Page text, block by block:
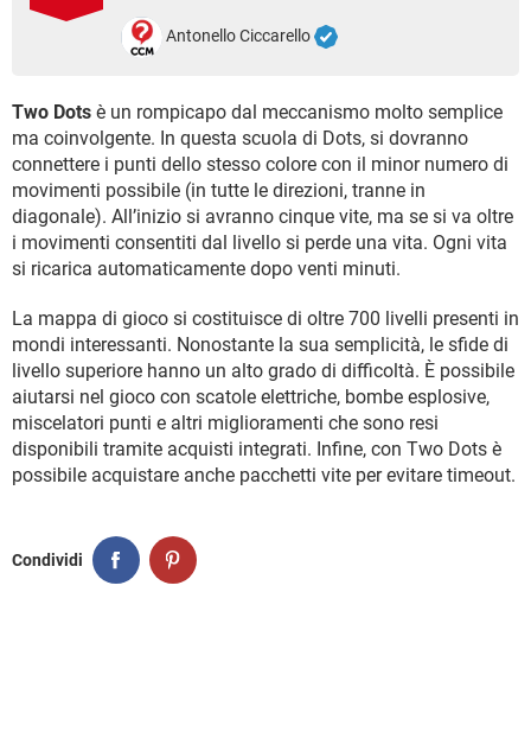
TIKTOK
Antonello Ciccarello
Two Dots è un rompicapo dal meccanismo molto semplice
ma coinvolgente. In questa scuola di Dots, si dovranno
connettere i punti dello stesso colore con il minor numero di
movimenti possibile (in tutte le direzioni, tranne in
diagonale). All’inizio si avranno cinque vite, ma se si va oltre
i movimenti consentiti dal livello si perde una vita. Ogni vita
si ricarica automaticamente dopo venti minuti.
La mappa di gioco si costituisce di oltre 700 livelli presenti in
mondi interessanti. Nonostante la sua semplicità, le sfide di
livello superiore hanno un alto grado di difficoltà. È possibile
aiutarsi nel gioco con scatole elettriche, bombe esplosive,
miscelatori punti e altri miglioramenti che sono resi
disponibili tramite acquisti integrati. Infine, con Two Dots è
possibile acquistare anche pacchetti vite per evitare timeout.
Condividi